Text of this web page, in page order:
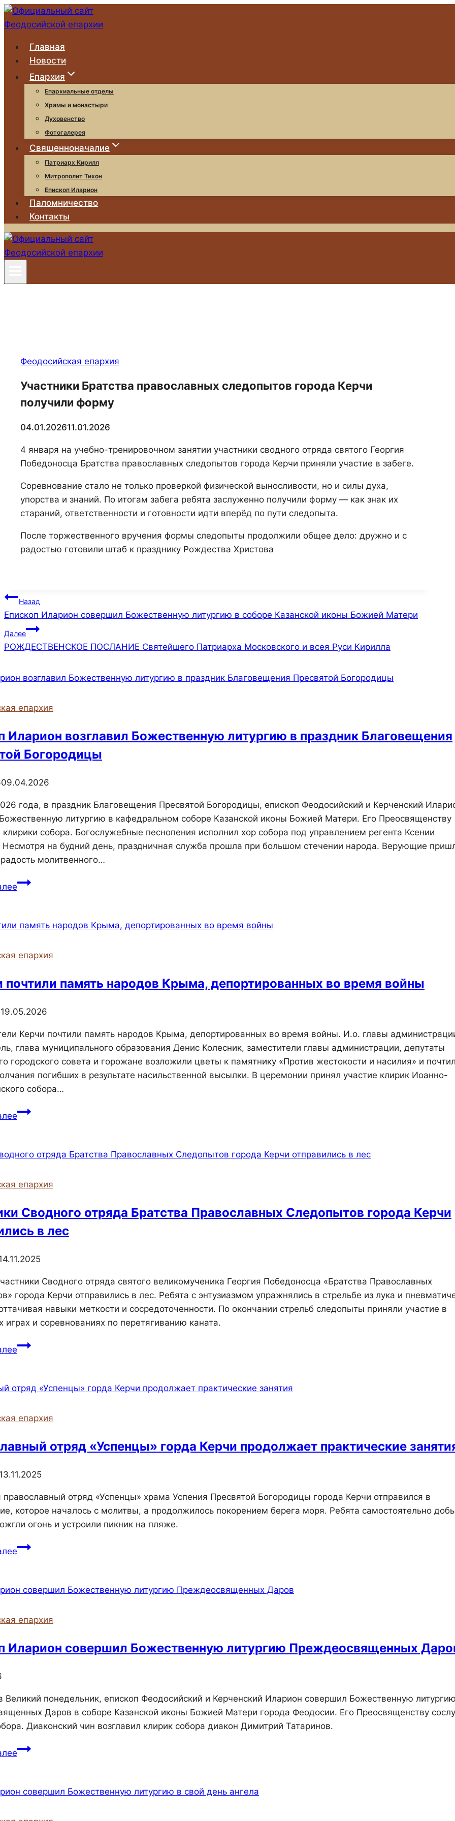
Перейти
к
Главная
Новости
Епархия
Епархиальные отделы
Храмы и монастыри
Духовенство
Фотогалерея
Священноначалие
Патриарх Кирилл
Митрополит Тихон
Епископ Иларион
Паломничество
Контакты
Феодосийская епархия
Участники Братства православных следопытов города Керчи
получили форму
04.01.202611.01.2026
4 января на учебно-тренировочном занятии участники сводного отряда святого Георгия
Победоносца Братства православных следопытов города Керчи приняли участие в забеге.
Соревнование стало не только проверкой физической выносливости, но и силы духа,
упорства и знаний. По итогам забега ребята заслуженно получили форму — как знак их
стараний, ответственности и готовности идти вперёд по пути следопыта.
После торжественного вручения формы следопыты продолжили общее дело: дружно и с
радостью готовили штаб к празднику Рождества Христова
Навигация
по
записям
Назад
Епископ Иларион совершил Божественную литургию в соборе Казанской иконы Божией Матери
Далее
РОЖДЕСТВЕНСКОЕ ПОСЛАНИЕ Святейшего Патриарха Московского и всея Руси Кирилла
епархия
Иларион возглавил Божественную литургию в праздник Благовещения
Богородицы
09.04.2026
года, в праздник Благовещения Пресвятой Богородицы, епископ Феодосийский и Керченский
литургию в кафедральном соборе Казанской иконы Божией Матери. Его Преосвященству
собора. Богослужебные песнопения исполнил хор собора под управлением регента Ксении
на будний день, праздничная служба прошла при большом стечении народа. Верующие
молитвенного…
Епископ
Божественную
Пресвятой
епархия
почтили память народов Крыма, депортированных во время войны
19.05.2026
Керчи почтили память народов Крыма, депортированных во время войны. И.о. главы
глава муниципального образования Денис Колесник, заместители главы администрации, депутаты
городского совета и горожане возложили цветы к памятнику «Против жестокости и насилия» и
погибших в результате насильственной высылки. В церемонии принял участие клирик Иоанно-
собора…
В
память
во
время
войны
епархия
Сводного отряда Братства Православных Следопытов города Керчи
в лес
Сводного отряда святого великомученика Георгия Победоносца «Братства Православных
города Керчи отправились в лес. Ребята с энтузиазмом упражнялись в стрельбе из лука и
навыки меткости и сосредоточенности. По окончании стрельб следопыты приняли участие в
и соревнованиях по перетягиванию каната.
Участники
Братства
Керчи
отправились
епархия
отряд «Успенцы» горда Керчи продолжает практические
православный отряд «Успенцы» храма Успения Пресвятой Богородицы города Керчи отправился в
которое началось с молитвы, а продолжилось покорением берега моря. Ребята самостоятельно
огонь и устроили пикник на пляже.
Православный
горда
епархия
Иларион совершил Божественную литургию Преждеосвященных
Великий понедельник, епископ Феодосийский и Керченский Иларион совершил Божественную
Даров в соборе Казанской иконы Божией Матери города Феодосии. Его Преосвященству
Диаконский чин возглавил клирик собора диакон Димитрий Татаринов.
Епископ
Божественную